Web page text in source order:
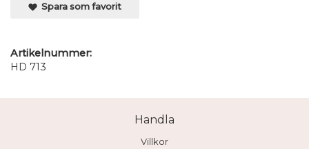
Spara som favorit
Artikelnummer:
HD 713
Handla
Villkor